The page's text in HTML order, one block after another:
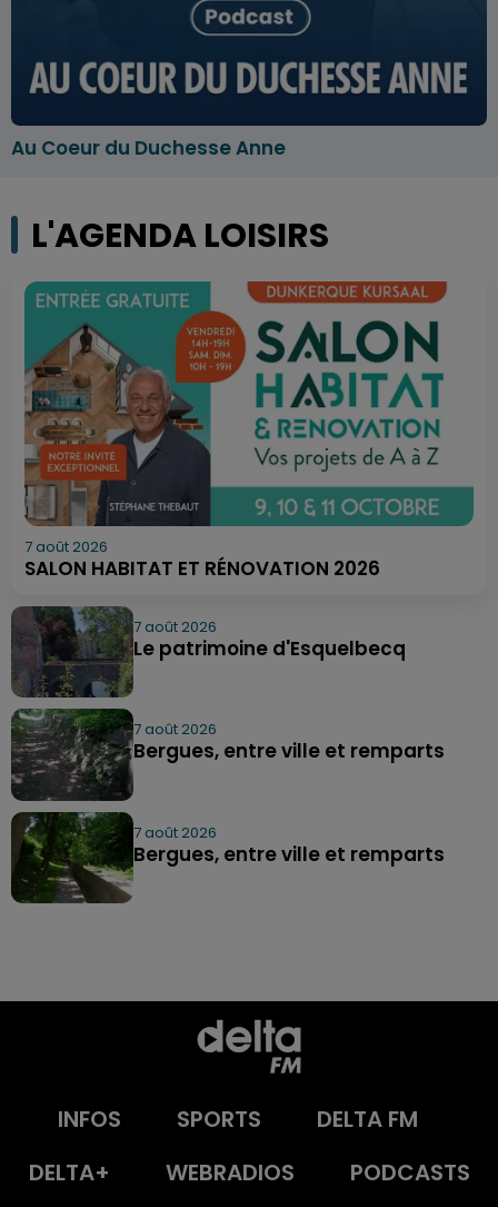
Au Coeur du Duchesse Anne
L'AGENDA LOISIRS
7 août 2026
SALON HABITAT ET RÉNOVATION 2026
7 août 2026
Le patrimoine d'Esquelbecq
7 août 2026
Bergues, entre ville et remparts
7 août 2026
Bergues, entre ville et remparts
INFOS SPORTS
DELTA FM
DELTA+
WEBRADIOS PODCASTS